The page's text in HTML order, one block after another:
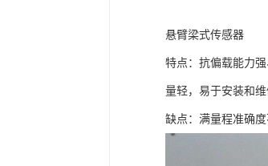
悬臂梁式传感器
特点：抗偏载能力
量轻，易于安装和维
缺点：满量程准确度